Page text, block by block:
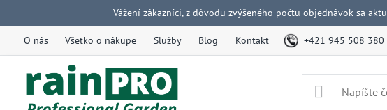
Vážení zákazníci, z dôvodu zvýšeného počtu objednávok sa
O nás Všetko o nákupe Služby Blog Kontakt +421 945 508 380